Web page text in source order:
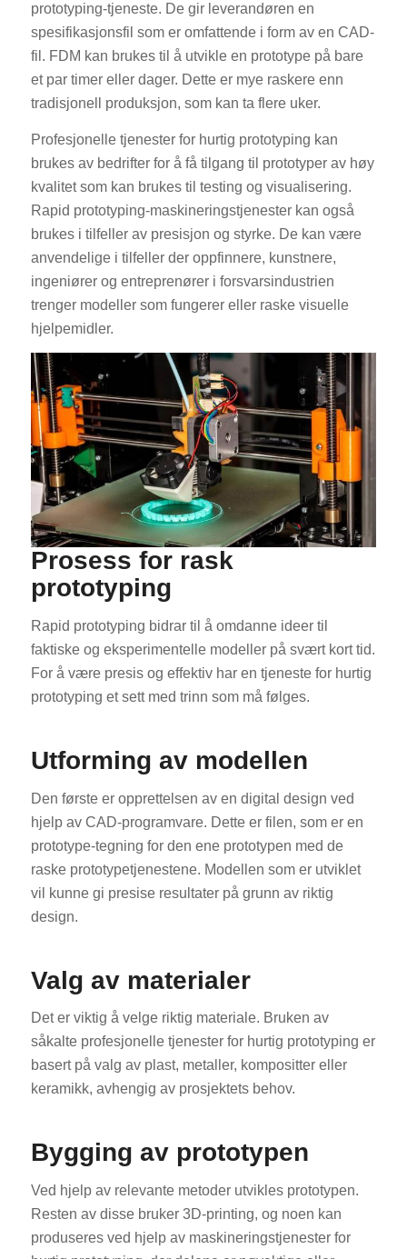
prototyping-tjeneste. De gir leverandøren en
spesifikasjonsfil som er omfattende i form av en CAD-
fil. FDM kan brukes til å utvikle en prototype på bare
et par timer eller dager. Dette er mye raskere enn
tradisjonell produksjon, som kan ta flere uker.
Profesjonelle tjenester for hurtig prototyping kan
brukes av bedrifter for å få tilgang til prototyper av høy
kvalitet som kan brukes til testing og visualisering.
Rapid prototyping-maskineringstjenester kan også
brukes i tilfeller av presisjon og styrke. De kan være
anvendelige i tilfeller der oppfinnere, kunstnere,
ingeniører og entreprenører i forsvarsindustrien
trenger modeller som fungerer eller raske visuelle
hjelpemidler.
Prosess for rask
prototyping
Rapid prototyping bidrar til å omdanne ideer til
faktiske og eksperimentelle modeller på svært kort tid.
For å være presis og effektiv har en tjeneste for hurtig
prototyping et sett med trinn som må følges.
Utforming av modellen
Den første er opprettelsen av en digital design ved
hjelp av CAD-programvare. Dette er filen, som er en
prototype-tegning for den ene prototypen med de
raske prototypetjenestene. Modellen som er utviklet
vil kunne gi presise resultater på grunn av riktig
design.
Valg av materialer
Det er viktig å velge riktig materiale. Bruken av
såkalte profesjonelle tjenester for hurtig prototyping er
basert på valg av plast, metaller, kompositter eller
keramikk, avhengig av prosjektets behov.
Bygging av prototypen
Ved hjelp av relevante metoder utvikles prototypen.
Resten av disse bruker 3D-printing, og noen kan
produseres ved hjelp av maskineringstjenester for